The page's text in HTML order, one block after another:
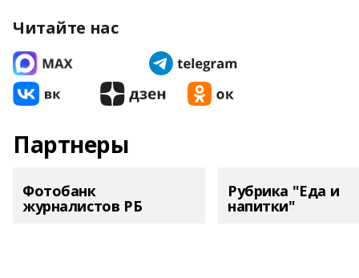
Читайте нас
Партнеры
Фотобанк
журналистов РБ
Рубрика "Еда и
напитки"